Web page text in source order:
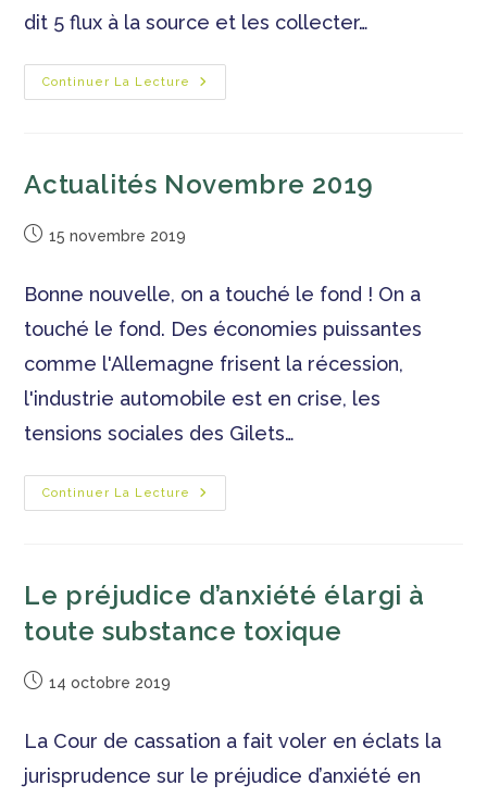
dit 5 flux à la source et les collecter…
Continuer La Lecture
Actualités Novembre 2019
15 novembre 2019
Bonne nouvelle, on a touché le fond ! On a
touché le fond. Des économies puissantes
comme l'Allemagne frisent la récession,
l'industrie automobile est en crise, les
tensions sociales des Gilets…
Continuer La Lecture
Le préjudice d’anxiété élargi à
toute substance toxique
14 octobre 2019
La Cour de cassation a fait voler en éclats la
jurisprudence sur le préjudice d’anxiété en